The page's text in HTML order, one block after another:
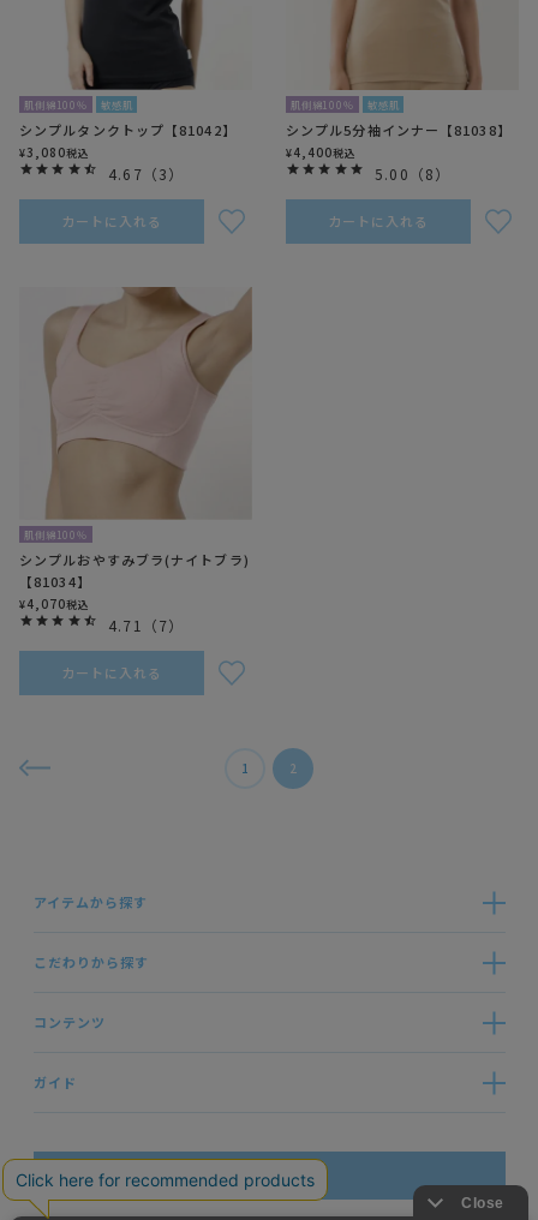
肌側綿100％ 敏感肌
シンプルタンクトップ【81042】
¥3,080税込
4.67 （3）
カートに入れる
肌側綿100％ 敏感肌
シンプル5分袖インナー【81038】
¥4,400税込
5.00 （8）
カートに入れる
肌側綿100％
シンプルおやすみブラ(ナイトブラ)
【81034】
¥4,070税込
4.71 （7）
カートに入れる
1 2
アイテムから探す
こだわりから探す
コンテンツ
ガイド
お問い合わせ